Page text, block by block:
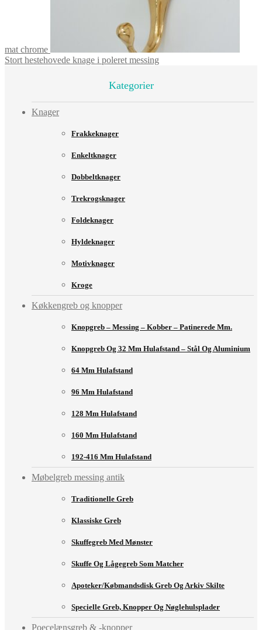
mat chrome
Stort hestehovede knage i poleret messing
Kategorier
Knager
Frakkeknager
Enkeltknager
Dobbeltknager
Trekrogsknager
Foldeknager
Hyldeknager
Motivknager
Kroge
Køkkengreb og knopper
Knopgreb – Messing – Kobber – Patinerede Mm.
Knopgreb Og 32 Mm Hulafstand – Stål Og Aluminium
64 Mm Hulafstand
96 Mm Hulafstand
128 Mm Hulafstand
160 Mm Hulafstand
192-416 Mm Hulafstand
Møbelgreb messing antik
Traditionelle Greb
Klassiske Greb
Skuffegreb Med Mønster
Skuffe Og Lågegreb Som Matcher
Apoteker/købmandsdisk Greb Og Arkiv Skilte
Specielle Greb, Knopper Og Nøglehulsplader
Poecelænsgreb & -knopper